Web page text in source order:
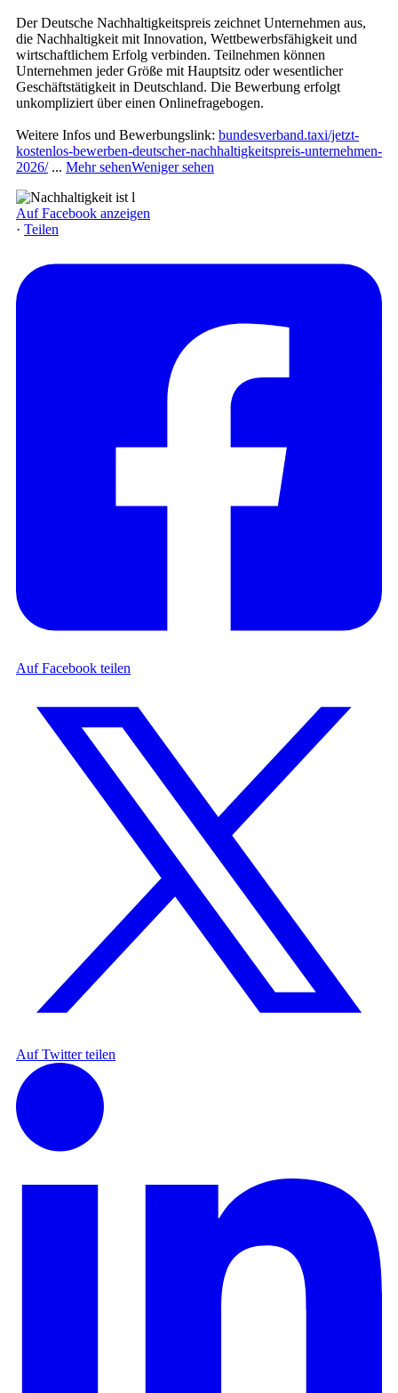
Der Deutsche Nachhaltigkeitspreis zeichnet Unternehmen aus,
die Nachhaltigkeit mit Innovation, Wettbewerbsfähigkeit und
wirtschaftlichem Erfolg verbinden. Teilnehmen können
Unternehmen jeder Größe mit Hauptsitz oder wesentlicher
Geschäftstätigkeit in Deutschland. Die Bewerbung erfolgt
unkompliziert über einen Onlinefragebogen.
Weitere Infos und Bewerbungslink: bundesverband.taxi/jetzt-
kostenlos-bewerben-deutscher-nachhaltigkeitspreis-unternehmen-
2026/ ... Mehr sehenWeniger sehen
Auf Facebook anzeigen
· Teilen
Auf Facebook teilen
Auf Twitter teilen